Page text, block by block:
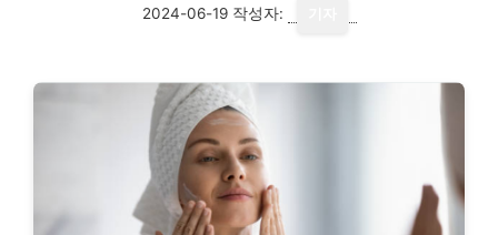
2024-06-19 작성자: